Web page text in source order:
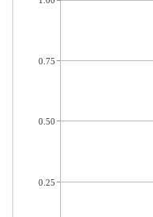
0.75
0.50
0.25